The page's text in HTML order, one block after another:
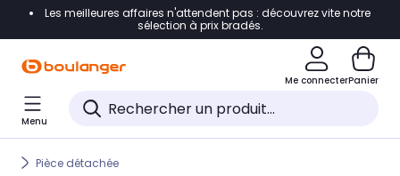
Accéder directement à la navigation
Accéder directement au pied de page
Accéder directement au chatbot
Les meilleures affaires n'attendent pas : découvrez vite notre
sélection à prix bradés.
Me connecterPanier
Menu
Pièce détachée